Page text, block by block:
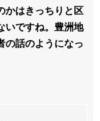
かはきっちりと区
いですね。豊洲地
の話のようになっ